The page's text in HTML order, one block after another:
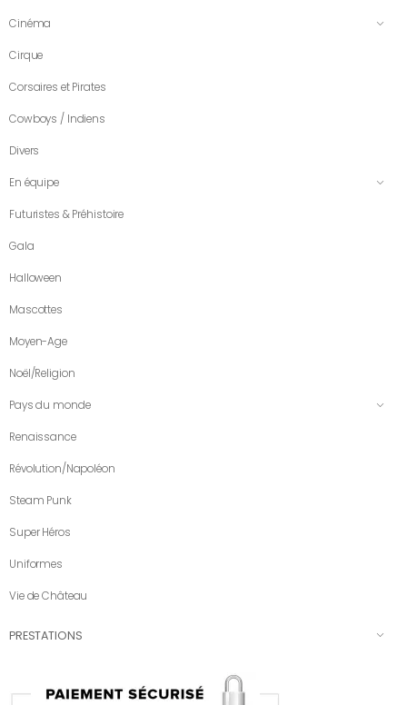
Cinéma
Cirque
Corsaires et Pirates
Cowboys / Indiens
Divers
En équipe
Futuristes & Préhistoire
Gala
Halloween
Mascottes
Moyen-Age
Noël/Religion
Pays du monde
Renaissance
Révolution/Napoléon
Steam Punk
Super Héros
Uniformes
Vie de Château
PRESTATIONS